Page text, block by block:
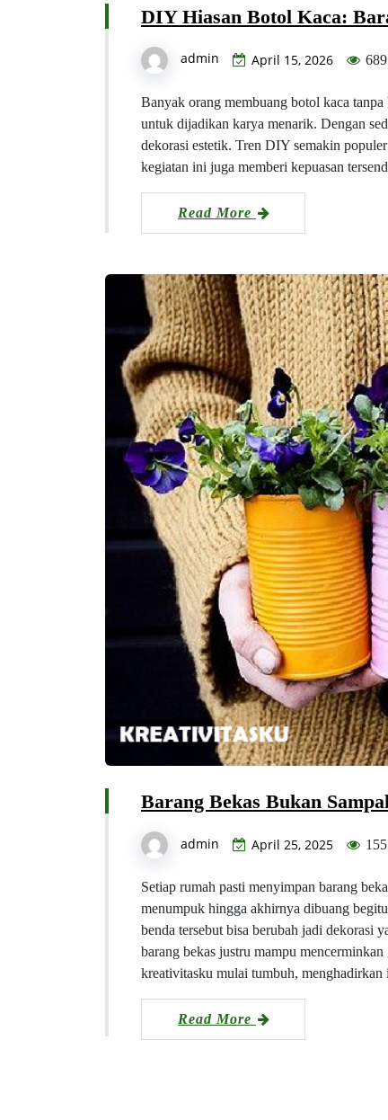
DIY Hiasan Botol Kaca:
admin April 15, 2026 689
Banyak orang membuang botol kaca
untuk dijadikan karya menarik. Dengan
dekorasi estetik. Tren DIY semakin
kegiatan ini juga memberi kepuasan
Read More
Barang Bekas Bukan
admin April 25, 2025
Setiap rumah pasti menyimpan barang
menumpuk hingga akhirnya dibuang
benda tersebut bisa berubah jadi dekorasi
barang bekas justru mampu
kreativitasku mulai tumbuh,
Read More